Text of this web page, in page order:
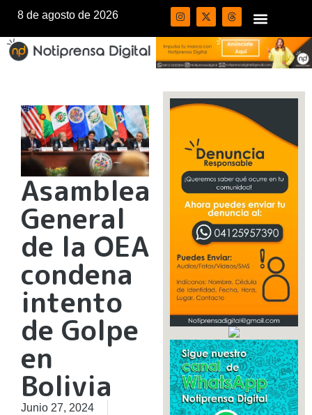
8 de agosto de 2026
Asamblea
General
de la OEA
condena
intento
de Golpe
en
Bolivia
Junio 27, 2024